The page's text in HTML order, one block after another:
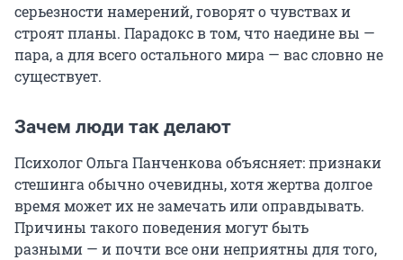
серьезности намерений, говорят о чувствах и
строят планы. Парадокс в том, что наедине вы —
пара, а для всего остального мира — вас словно не
существует.
Зачем люди так делают
Психолог Ольга Панченкова объясняет: признаки
стешинга обычно очевидны, хотя жертва долгое
время может их не замечать или оправдывать.
Причины такого поведения могут быть
разными — и почти все они неприятны для того,